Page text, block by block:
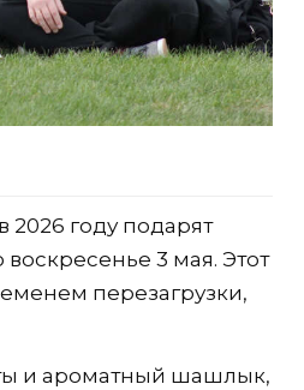
году подарят
3 мая. Этот
перезагрузки,
и ароматный шашлык,